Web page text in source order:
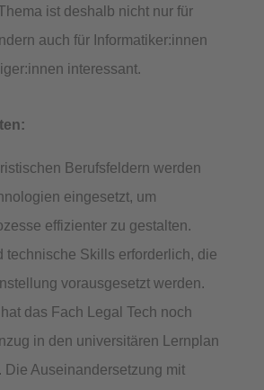
ist deshalb nicht nur für
auch für Informatiker:innen
interessant.
Berufsfeldern werden
eingesetzt, um
effizienter zu gestalten.
technische Skills erforderlich, die
vorausgesetzt werden.
das Fach Legal Tech noch
in den universitären Lernplan
Die Auseinandersetzung mit